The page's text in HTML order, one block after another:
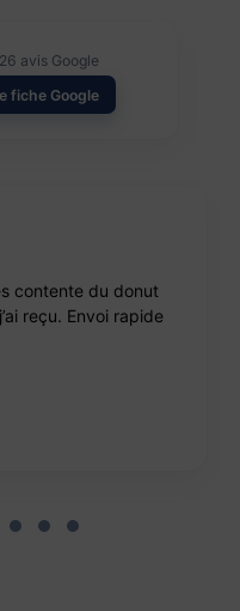
26 avis Google
fiche Google
contente du donut
reçu. Envoi rapide